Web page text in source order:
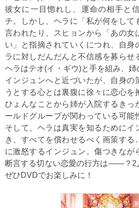
彼女に一目惚れし、運命の相手と
チ。しかし、ヘラに「私が何をして
言われたり、スヒョンから「あの女
い」と指摘されていくにつれ、自身
ラに対しだんだんと不信感を募らせ
ヘラはテオ(イ・ギウ)と手を組み、
インジュンへと近づいたが、自身の
うとする心とは裏腹に徐々に恋心を
ひょんなことから姉が入院するきっ
ールドグループが関わっている可能
そして、ヘラは真実を知るためにイ
き、すべてを償わせるべく画策す
に激怒するインジュン。傷つきなが
断言する切ない恋愛の行方は――？2
ぜひDVDでお楽しみに！